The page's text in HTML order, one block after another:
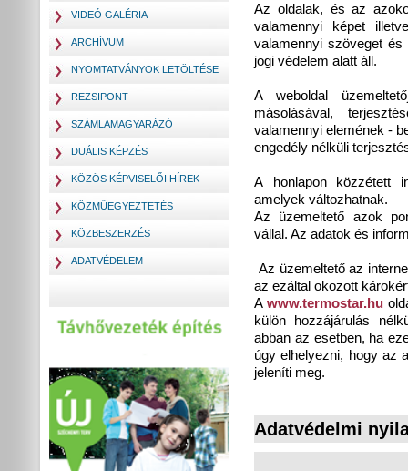
VIDEÓ GALÉRIA
ARCHÍVUM
NYOMTATVÁNYOK LETÖLTÉSE
REZSIPONT
SZÁMLAMAGYARÁZÓ
DUÁLIS KÉPZÉS
KÖZÖS KÉPVISELŐI HÍREK
KÖZMŰEGYEZTETÉS
KÖZBESZERZÉS
ADATVÉDELEM
Az oldalak, és az
valamennyi képet
valamennyi szöveget és
jogi védelem alatt áll.
A weboldal
másolásával,
valamennyi elemének -
engedély nélküli
A honlapon közzétett
amelyek változhatnak.
Az üzemeltető azok
vállal. Az adatok és
Az üzemeltető az
az ezáltal okozott
A www.termostar.hu
külön hozzájárulás
abban az esetben, ha
úgy elhelyezni, hogy az
jeleníti meg.
Adatvédelmi